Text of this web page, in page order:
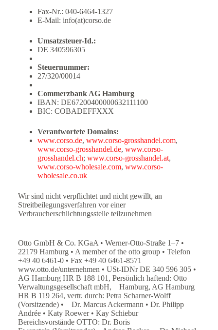
Fax-Nr.: 040-6464-1327
E-Mail: info(at)corso.de
Umsatzsteuer-Id.:
DE 340596305
Steuernummer:
27/320/00014
Commerzbank AG Hamburg
IBAN: DE67200400000632111100
BIC: COBADEFFXXX
Verantwortete Domains:
www.corso.de, www.corso-grosshandel.com,
www.corso-grosshandel.de, www.corso-
grosshandel.ch; www.corso-grosshandel.at,
www.corso-wholesale.com, www.corso-
wholesale.co.uk
Wir sind nicht verpflichtet und nicht gewillt, an
Streitbeilegungsverfahren vor einer
Verbraucherschlichtungsstelle teilzunehmen
Otto GmbH & Co. KGaA • Werner-Otto-Straße 1–7 •
22179 Hamburg • A member of the otto group • Telefon
+49 40 6461-0 • Fax +49 40 6461-8571
www.otto.de/unternehmen • USt-IDNr DE 340 596 305 •
AG Hamburg HR B 188 101, Persönlich haftend: Otto
Verwaltungsgesellschaft mbH, Hamburg, AG Hamburg
HR B 119 264, vertr. durch: Petra Scharner-Wolff
(Vorsitzende) • Dr. Marcus Ackermann • Dr. Philipp
Andrée • Katy Roewer • Kay Schiebur
Bereichsvorstände OTTO: Dr. Boris